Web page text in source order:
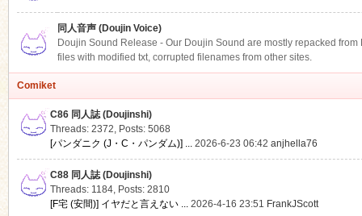
同人音声 (Doujin Voice)
Doujin Sound Release - Our Doujin Sound are mostly repacked
files with modified txt, corrupted filenames from other sites.
Comiket
C86 同人誌 (Doujinshi)
Threads: 2372, Posts: 5068
[パンダニク (J・C・パンダム)] ... 2026-6-23 06:42 anjhella76
C88 同人誌 (Doujinshi)
Threads: 1184, Posts: 2810
[F宅 (安間)] イヤだと言えない ... 2026-4-16 23:51 FrankJScott